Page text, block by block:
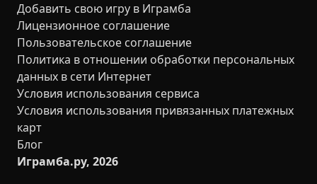
Добавить свою игру в Играмба
Лицензионное соглашение
Пользовательское соглашение
Политика в отношении обработки персональных
данных в сети Интернет
Условия использования сервиса
Условия использования привязанных платежных
карт
Блог
Играмба.ру, 2026